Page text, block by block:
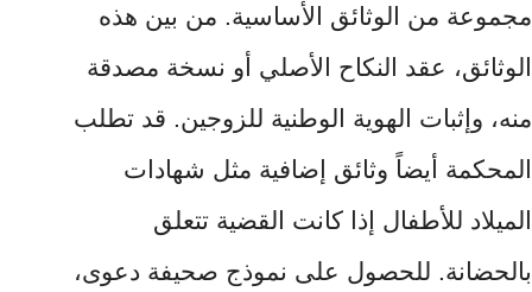
مجموعة من الوثائق الأساسية. من بين هذه
الوثائق، عقد النكاح الأصلي أو نسخة مصدقة
منه، وإثبات الهوية الوطنية للزوجين. قد تطلب
المحكمة أيضاً وثائق إضافية مثل شهادات
الميلاد للأطفال إذا كانت القضية تتعلق
بالحضانة. للحصول على نموذج صحيفة دعوى،